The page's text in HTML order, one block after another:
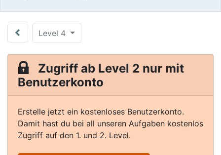
Level 4
Zugriff ab Level 2 nur mit
Benutzerkonto
Erstelle jetzt ein kostenloses Benutzerkonto.
Damit hast du bei all unseren Aufgaben kostenlos
Zugriff auf den 1. und 2. Level.